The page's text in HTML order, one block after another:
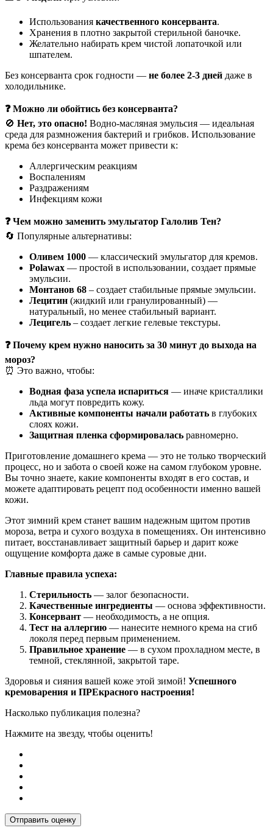
Использования качественного консерванта.
Хранения в плотно закрытой стерильной баночке.
Желательно набирать крем чистой лопаточкой или
шпателем.
Без консерванта срок годности — не более 2-3 дней даже в
холодильнике.
❓ Можно ли обойтись без консерванта?
🚫 Нет, это опасно! Водно-масляная эмульсия — идеальная
среда для размножения бактерий и грибков. Использование
крема без консерванта может привести к:
Аллергическим реакциям
Воспалениям
Раздражениям
Инфекциям кожи
❓ Чем можно заменить эмульгатор Галолив Тен?
🔄 Популярные альтернативы:
Оливем 1000 — классический эмульгатор для кремов.
Polawax — простой в использовании, создает прямые
эмульсии.
Монтанов 68 – создает стабильные прямые эмульсии.
Лецитин (жидкий или гранулированный) —
натуральный, но менее стабильный вариант.
Лецигель – создает легкие гелевые текстуры.
❓ Почему крем нужно наносить за 30 минут до выхода на
мороз?
⏰ Это важно, чтобы:
Водная фаза успела испариться — иначе кристаллики
льда могут повредить кожу.
Активные компоненты начали работать в глубоких
слоях кожи.
Защитная пленка сформировалась равномерно.
Приготовление домашнего крема — это не только творческий
процесс, но и забота о своей коже на самом глубоком уровне.
Вы точно знаете, какие компоненты входят в его состав, и
можете адаптировать рецепт под особенности именно вашей
кожи.
Этот зимний крем станет вашим надежным щитом против
мороза, ветра и сухого воздуха в помещениях. Он интенсивно
питает, восстанавливает защитный барьер и дарит коже
ощущение комфорта даже в самые суровые дни.
Главные правила успеха:
Стерильность — залог безопасности.
Качественные ингредиенты — основа эффективности.
Консервант — необходимость, а не опция.
Тест на аллергию — нанесите немного крема на сгиб
локоля перед первым применением.
Правильное хранение — в сухом прохладном месте, в
темной, стеклянной, закрытой таре.
Здоровья и сияния вашей коже этой зимой! Успешного
кремоварения и ПРЕкрасного настроения!
Насколько публикация полезна?
Нажмите на звезду, чтобы оценить!
Отправить оценку